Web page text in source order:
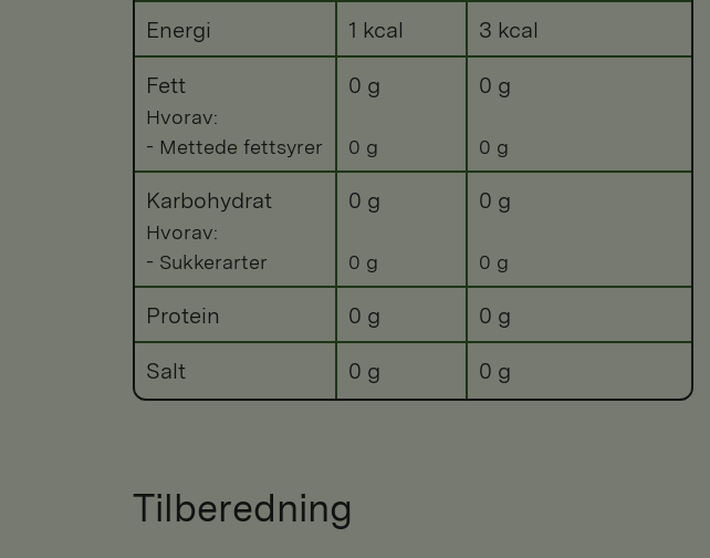
Energi 1 kcal 3 kcal
Fett
Hvorav:
- Mettede fettsyrer
0 g
0 g
0 g
0 g
Karbohydrat
Hvorav:
- Sukkerarter
0 g
0 g
0 g
0 g
Protein 0 g 0 g
Salt 0 g 0 g
Tilberedning